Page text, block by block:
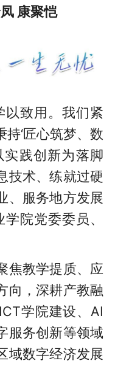
康聚恺
以致用。我们紧
‘匠心筑梦、数
实践创新为落脚
技术、练就过硬
、服务地方发展
院党委委员、
焦教学提质、应
向，深耕产教融
学院建设、AI
服务创新等领域
域数字经济发展